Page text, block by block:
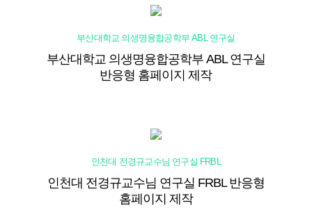
부산대학교 의생명융합공학부 ABL 연구실
부산대학교 의생명융합공학부 ABL 연구실
반응형 홈페이지 제작
인천대 전경규교수님 연구실 FRBL
인천대 전경규교수님 연구실 FRBL 반응형
홈페이지 제작